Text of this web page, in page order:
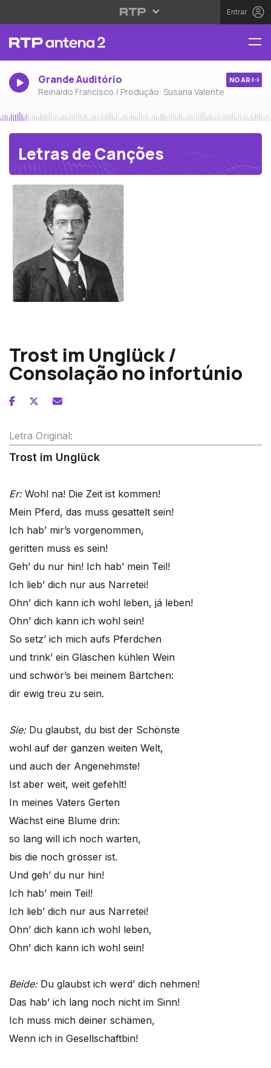
Entrar
Grande Auditório
Reinaldo Francisco / Produção: Susana Valente
NO AR
Letras de Canções
Trost im Unglück /
Consolação no infortúnio
Letra Original:
Trost im Unglück
Er: Wohl na! Die Zeit ist kommen!
Mein Pferd, das muss gesattelt sein!
Ich hab’ mir’s vorgenommen,
geritten muss es sein!
Geh’ du nur hin! Ich hab’ mein Teil!
Ich lieb’ dich nur aus Narretei!
Ohn’ dich kann ich wohl leben, já leben!
Ohn’ dich kann ich wohl sein!
So setz’ ich mich aufs Pferdchen
und trink’ ein Gläschen kühlen Wein
und schwör’s bei meinem Bärtchen:
dir ewig treu zu sein.
Sie: Du glaubst, du bist der Schönste
wohl auf der ganzen weiten Welt,
und auch der Angenehmste!
Ist aber weit, weit gefehlt!
In meines Vaters Gerten
Wächst eine Blume drin:
so lang will ich noch warten,
bis die noch grösser ist.
Und geh’ du nur hin!
Ich hab’ mein Teil!
Ich lieb’ dich nur aus Narretei!
Ohn’ dich kann ich wohl leben,
Ohn’ dich kann ich wohl sein!
Beide:Du glaubst ich werd’ dich nehmen!
Das hab’ ich lang noch nicht im Sinn!
Ich muss mich deiner schämen,
Wenn ich in Gesellschaftbin!